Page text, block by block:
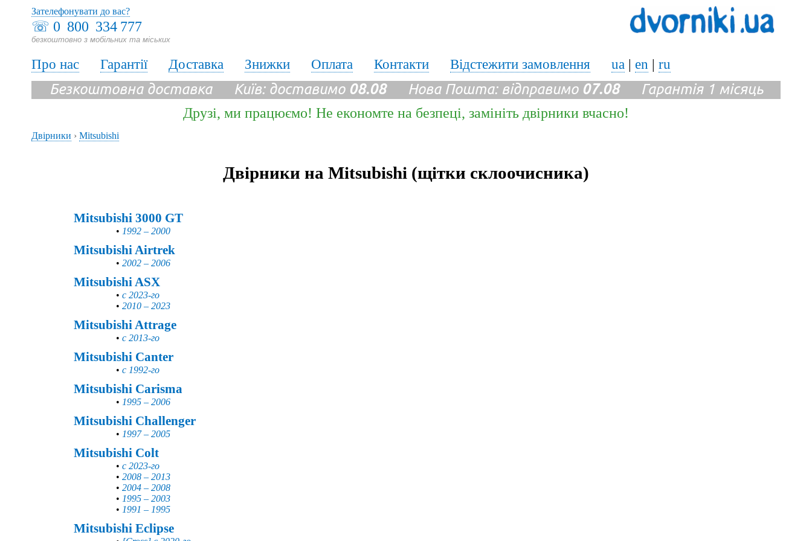
☏ 0 800 334 777
безкоштовно з мобільних та міських
Зателефонувати до вас?
Про нас Гарантії Доставка Знижки Оплата Контакти Відстежити замовлення ua | en | ru
Безкоштовна доставка Київ: доставимо 08.08Нова Пошта: відправимо 07.08Гарантія 1 місяць
Друзі, ми працюємо! Не економте на безпеці, замініть двірники вчасно!
Двірники › Mitsubishi
Двірники на Mitsubishi (щітки склоочисника)
Mitsubishi 3000 GT
• 1992 – 2000
Mitsubishi Airtrek
• 2002 – 2006
Mitsubishi ASX
• с 2023-го
• 2010 – 2023
Mitsubishi Attrage
• с 2013-го
Mitsubishi Canter
• с 1992-го
Mitsubishi Carisma
• 1995 – 2006
Mitsubishi Challenger
• 1997 – 2005
Mitsubishi Colt
• с 2023-го
• 2008 – 2013
• 2004 – 2008
• 1995 – 2003
• 1991 – 1995
Mitsubishi Eclipse